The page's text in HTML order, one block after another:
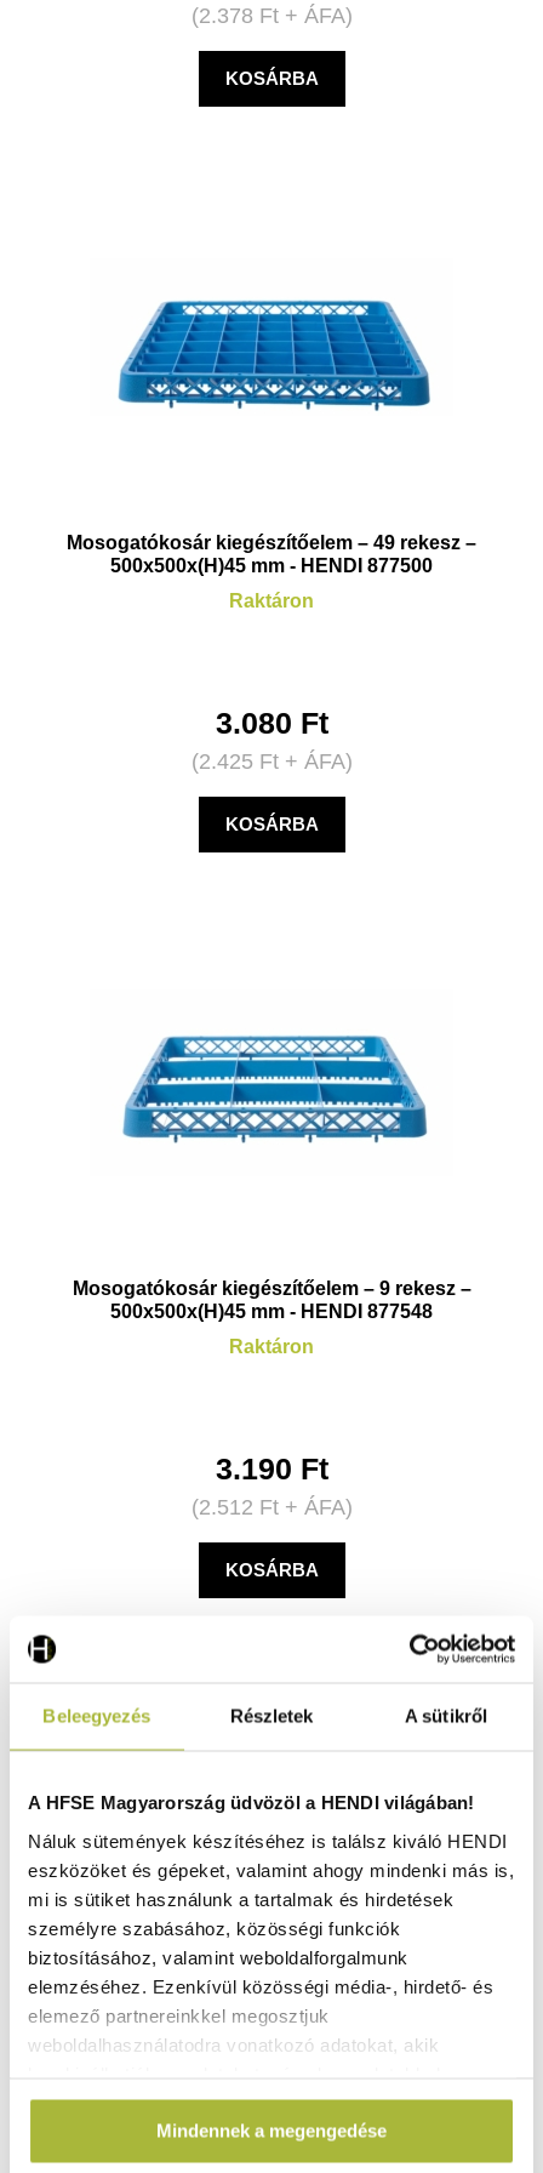
Beleegyezés Részletek A sütikről
A HFSE Magyarország üdvözöl a HENDI világában!
Náluk sütemények készítéséhez is találsz kiváló HENDI
eszközöket és gépeket, valamint ahogy mindenki más is,
mi is sütiket használunk a tartalmak és hirdetések
személyre szabásához, közösségi funkciók
biztosításához, valamint weboldalforgalmunk
elemzéséhez. Ezenkívül közösségi média-, hirdető- és
elemező partnereinkkel megosztjuk
weboldalhasználatodra vonatkozó adatokat, akik
amelyeket Te adtál meg számukra vagy az általad
használt más szolgáltatásokból gyűjtöttek.
Mindennek a megengedése
(2.378 Ft+ ÁFA)
KOSÁRBA
Mosogatókosár kiegészítőelem – 49 rekesz –
500x500x(H)45 mm - HENDI 877500
Raktáron
3.080 Ft
(2.425 Ft+ ÁFA)
KOSÁRBA
Mosogatókosár kiegészítőelem – 9 rekesz –
500x500x(H)45 mm - HENDI 877548
Raktáron
3.190 Ft
(2.512 Ft+ ÁFA)
KOSÁRBA
Mosogatókosár kiegészítőelem – 16 rekesz –
500x500x(H)45 mm - HENDI 877531